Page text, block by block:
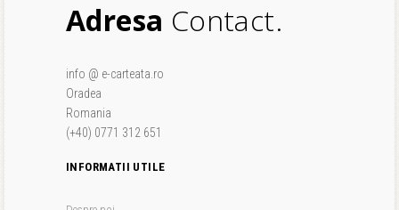
Adresa Contact.
info @ e-carteata.ro
Oradea
Romania
(+40) 0771 312 651
INFORMATII UTILE